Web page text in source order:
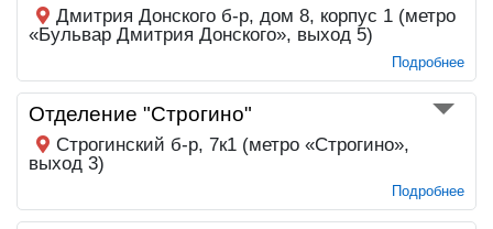
Дмитрия Донского б-р, дом 8, корпус 1 (метро
«Бульвар Дмитрия Донского», выход 5)
Подробнее
Отделение "Строгино"
Строгинский б-р, 7к1 (метро «Строгино»,
выход 3)
Подробнее